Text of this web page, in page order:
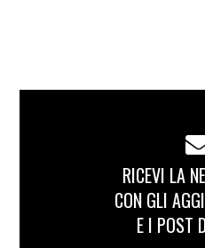
RICEVI LA
CON GLI
E I POST